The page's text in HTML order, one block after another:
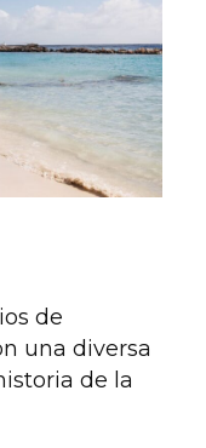
de
una diversa
de la